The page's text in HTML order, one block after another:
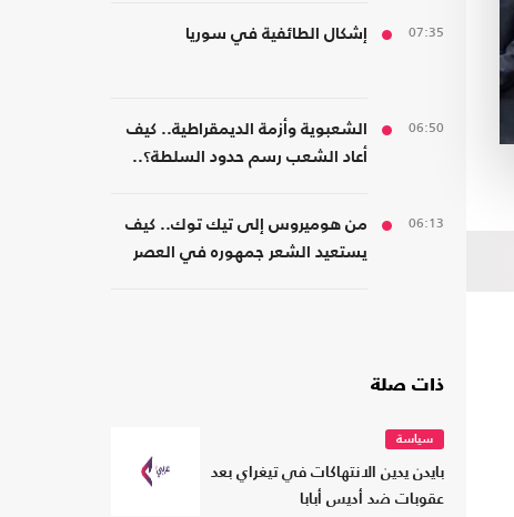
07:35 إشكال الطائفية في سوريا
06:50
الشعبوية وأزمة الديمقراطية.. كيف
أعاد الشعب رسم حدود السلطة؟..
06:13
من هوميروس إلى تيك توك.. كيف
يستعيد الشعر جمهوره في العصر
ذات صلة
سياسة
بايدن يدين الانتهاكات في تيغراي بعد
عقوبات ضد أديس أبابا